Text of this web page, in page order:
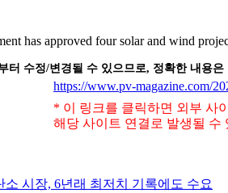
has approved four solar and wind
터 수정/변경될 수 있으므로, 정확한 내용
https://www.pv-magazine.com/
* 이 링크를 클릭하면 외부 사
해당 사이트 연결로 발생될 수
소 시장, 6년래 최저치 기록에도 수요